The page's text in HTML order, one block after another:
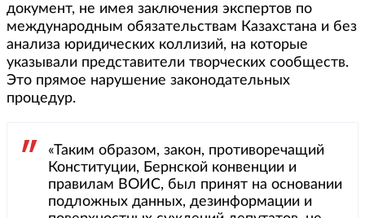
документ, не имея заключения экспертов по
международным обязательствам Казахстана и без
анализа юридических коллизий, на которые
указывали представители творческих сообществ.
Это прямое нарушение законодательных
процедур.
«Таким образом, закон, противоречащий
Конституции, Бернской конвенции и
правилам ВОИС, был принят на основании
подложных данных, дезинформации и